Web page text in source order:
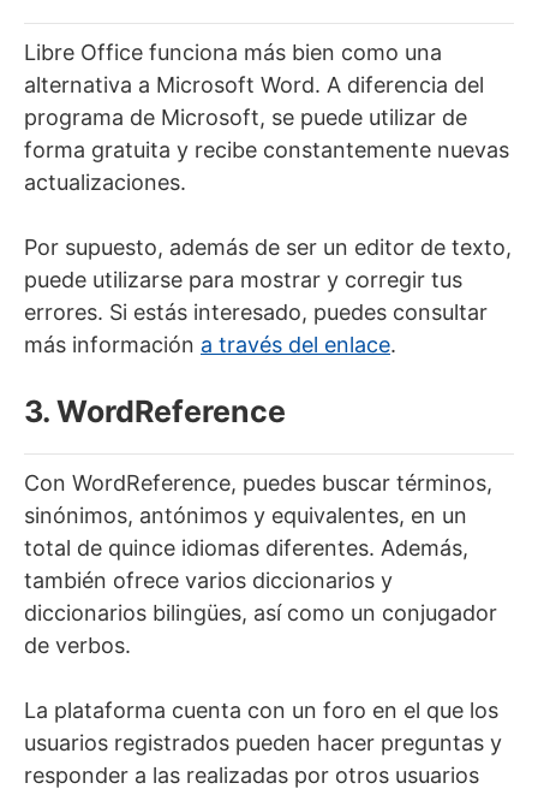
Libre Office funciona más bien como una
alternativa a Microsoft Word. A diferencia del
programa de Microsoft, se puede utilizar de
forma gratuita y recibe constantemente nuevas
actualizaciones.
Por supuesto, además de ser un editor de texto,
puede utilizarse para mostrar y corregir tus
errores. Si estás interesado, puedes consultar
más información a través del enlace.
3. WordReference
Con WordReference, puedes buscar términos,
sinónimos, antónimos y equivalentes, en un
total de quince idiomas diferentes. Además,
también ofrece varios diccionarios y
diccionarios bilingües, así como un conjugador
de verbos.
La plataforma cuenta con un foro en el que los
usuarios registrados pueden hacer preguntas y
responder a las realizadas por otros usuarios